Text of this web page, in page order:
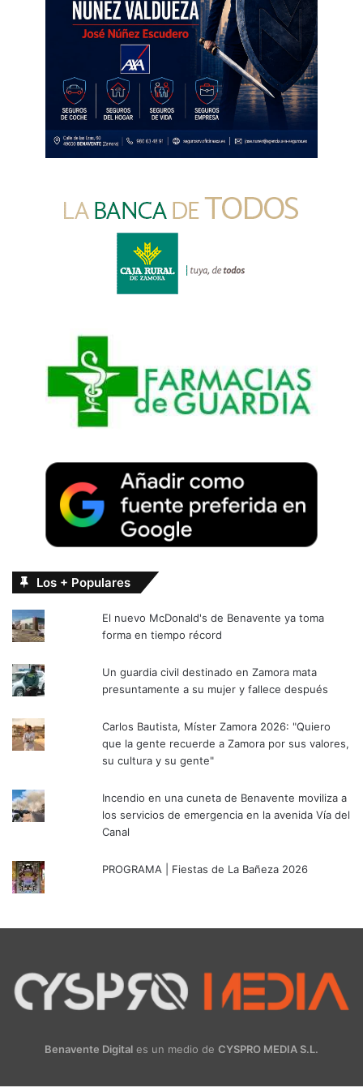
Los + Populares
El nuevo McDonald's de Benavente ya toma
forma en tiempo récord
Un guardia civil destinado en Zamora mata
presuntamente a su mujer y fallece después
Carlos Bautista, Míster Zamora 2026: "Quiero
que la gente recuerde a Zamora por sus valores,
su cultura y su gente"
Incendio en una cuneta de Benavente moviliza a
los servicios de emergencia en la avenida Vía del
Canal
PROGRAMA | Fiestas de La Bañeza 2026
Benavente Digital es un medio de CYSPRO MEDIA S.L.